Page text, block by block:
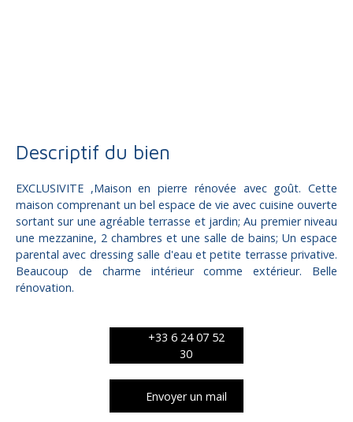
Descriptif du bien
EXCLUSIVITE ,Maison en pierre rénovée avec goût. Cette
maison comprenant un bel espace de vie avec cuisine ouverte
sortant sur une agréable terrasse et jardin; Au premier niveau
une mezzanine, 2 chambres et une salle de bains; Un espace
parental avec dressing salle d'eau et petite terrasse privative.
Beaucoup de charme intérieur comme extérieur. Belle
rénovation.
+33 6 24 07 52
30
Envoyer un mail